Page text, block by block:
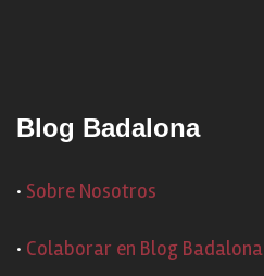
Blog Badalona
· Sobre Nosotros
· Colaborar en Blog Badalona